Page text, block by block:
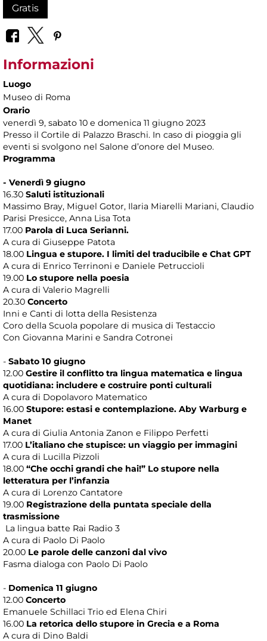
Gratis
Informazioni
Luogo
Museo di Roma
Orario
venerdì 9, sabato 10 e domenica 11 giugno 2023
Presso il Cortile di Palazzo Braschi. In caso di pioggia gli
eventi si svolgono nel Salone d’onore del Museo.
Programma
- Venerdì 9 giugno
16.30 Saluti istituzionali
Massimo Bray, Miguel Gotor, Ilaria Miarelli Mariani, Claudio
Parisi Presicce, Anna Lisa Tota
17.00 Parola di Luca Serianni.
A cura di Giuseppe Patota
18.00 Lingua e stupore. I limiti del traducibile e Chat GPT
A cura di Enrico Terrinoni e Daniele Petruccioli
19.00 Lo stupore nella poesia
A cura di Valerio Magrelli
20.30 Concerto
Inni e Canti di lotta della Resistenza
Coro della Scuola popolare di musica di Testaccio
Con Giovanna Marini e Sandra Cotronei
- Sabato 10 giugno
12.00 Gestire il conflitto tra lingua matematica e lingua
quotidiana: includere e costruire ponti culturali
A cura di Dopolavoro Matematico
16.00 Stupore: estasi e contemplazione. Aby Warburg e
Manet
A cura di Giulia Antonia Zanon e Filippo Perfetti
17.00 L’italiano che stupisce: un viaggio per immagini
A cura di Lucilla Pizzoli
18.00 “Che occhi grandi che hai!” Lo stupore nella
letteratura per l’infanzia
A cura di Lorenzo Cantatore
19.00 Registrazione della puntata speciale della
trasmissione
La lingua batte Rai Radio 3
A cura di Paolo Di Paolo
20.00 Le parole delle canzoni dal vivo
Fasma dialoga con Paolo Di Paolo
- Domenica 11 giugno
12.00 Concerto
Emanuele Schillaci Trio ed Elena Chiri
16.00 La retorica dello stupore in Grecia e a Roma
A cura di Dino Baldi